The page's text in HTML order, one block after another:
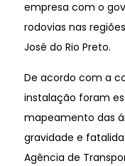
empresa com o
rodovias nas
José do Rio Preto.
De acordo com a
instalação foram
mapeamento das
gravidade e
Agência de